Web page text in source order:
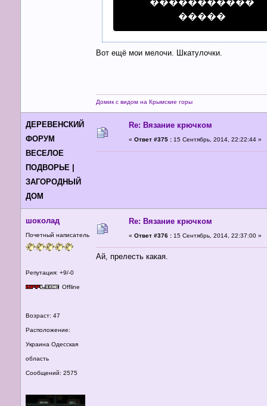
�����������
�����
Вот ещё мои мелочи. Шкатулочки.
Домик с видом на Крымские горы
ДЕРЕВЕНСКИЙ
ФОРУМ
ВЕСЕЛОЕ
ПОДВОРЬЕ |
ЗАГОРОДНЫЙ
ДОМ
Re: Вязание крючком
« Ответ #375 : 15 Сентябрь, 2014, 22:22:44 »
шоколад
Почетный написатель
Репутация: +9/-0
Offline
Возраст: 47
Расположение:
Украина Одесская
область
Сообщений: 2575
Re: Вязание крючком
« Ответ #376 : 15 Сентябрь, 2014, 22:37:00 »
Ай, прелесть какая.